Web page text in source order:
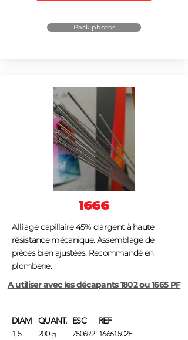
Pack photos
1666
Alliagecapillaire 45% d'argent à haute
résistance mécanique. Assemblage de
pièces bien ajustées. Recommandé en
plomberie.
A utiliser avec les décapants 1802 ou 1665 PF
DIAM
1,5
QUANT.
200 g
ESC
750692
REF
16661502F